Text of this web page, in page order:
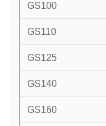
GS100
GS110
GS125
GS140
GS160